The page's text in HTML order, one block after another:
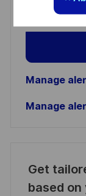
(Required)
Prüfen Sie
persönlicher
Manage
Manage
Get
based